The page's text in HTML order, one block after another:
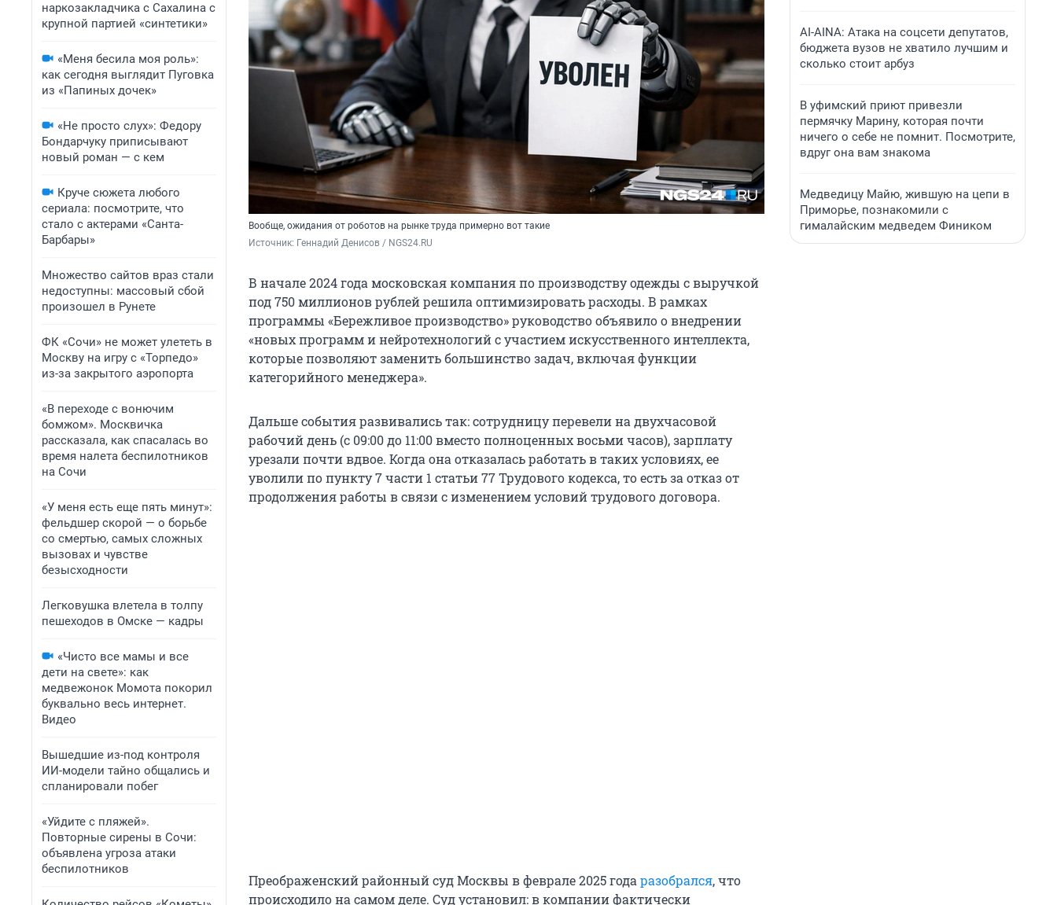
наркозакладчика с Сахалина с
крупной партией «синтетики»
«Меня бесила моя роль»:
как сегодня выглядит Пуговка
из «Папиных дочек»
«Не просто слух»: Федору
Бондарчуку приписывают
новый роман — с кем
Круче сюжета любого
сериала: посмотрите, что
стало с актерами «Санта-
Барбары»
Множество сайтов враз стали
недоступны: массовый сбой
произошел в Рунете
ФК «Сочи» не может улететь в
Москву на игру с «Торпедо»
из-за закрытого аэропорта
«В переходе с вонючим
бомжом». Москвичка
рассказала, как спасалась во
время налета беспилотников
на Сочи
«У меня есть еще пять минут»:
фельдшер скорой — о борьбе
со смертью, самых сложных
вызовах и чувстве
безысходности
Легковушка влетела в толпу
пешеходов в Омске — кадры
«Чисто все мамы и все
дети на свете»: как
медвежонок Момота покорил
буквально весь интернет.
Видео
Вышедшие из-под контроля
ИИ-модели тайно общались и
спланировали побег
«Уйдите с пляжей».
Повторные сирены в Сочи:
объявлена угроза атаки
беспилотников
Вообще, ожидания от роботов на рынке труда примерно вот такие
Источник: Геннадий Денисов / NGS24.RU
В начале 2024 года московская компания по производству одежды с выручкой
под750 миллионоврублей решила оптимизировать расходы. В рамках
программы «Бережливое производство» руководство объявило о внедрении
«новых программ и нейротехнологий с участием искусственного интеллекта,
которые позволяют заменить большинство задач, включая функции
категорийного менеджера».
Дальше события развивались так: сотрудницу перевели на двухчасовой
рабочий день (с 09:00 до 11:00 вместо полноценных восьми часов), зарплату
урезали почти вдвое. Когда она отказалась работать в таких условиях, ее
уволили по пункту 7 части 1 статьи 77 Трудового кодекса, то есть за отказ от
продолжения работы в связи с изменением условий трудового договора.
Преображенский районный суд Москвы в феврале 2025 года разобрался, что
происходило на самом деле. Суд установил: в компании фактически
AI-AINA: Атака на соцсети депутатов,
бюджета вузов не хватило лучшим и
сколько стоит арбуз
В уфимский приют привезли
пермячку Марину, которая почти
ничего о себе не помнит. Посмотрите,
вдруг она вам знакома
Медведицу Майю, жившую на цепи в
Приморье, познакомили с
гималайским медведем Фиником